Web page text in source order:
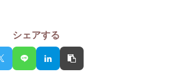
シェアする